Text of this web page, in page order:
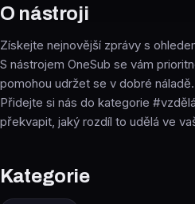
O nástroji
Získejte nejnovější zprávy s
S nástrojem OneSub se vám
pomohou udržet se v dobré
Přidejte si nás do kategorie
překvapit, jaký rozdíl to udělá ve
Kategorie